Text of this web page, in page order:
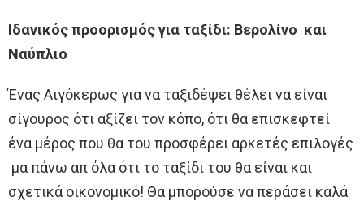
Ιδανικός προορισμός για ταξίδι: Βερολίνο και
Ναύπλιο
Ένας Αιγόκερως για να ταξιδέψει θέλει να είναι
σίγουρος ότι αξίζει τον κόπο, ότι θα επισκεφτεί
ένα μέρος που θα του προσφέρει αρκετές επιλογές
μα πάνω απ όλα ότι το ταξίδι του θα είναι και
σχετικά οικονομικό! Θα μπορούσε να περάσει καλά